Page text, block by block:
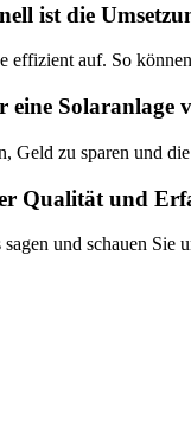
ist die
effizient auf. So
eine Solaranlage
Geld zu sparen und
Qualität und
und schauen